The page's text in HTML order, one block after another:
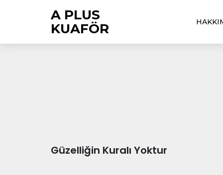
A PLUS
KUAFÖR
Güzelliğin Kuralı Yoktur